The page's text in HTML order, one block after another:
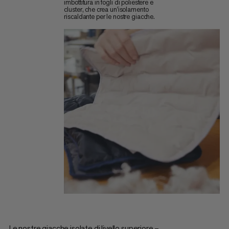
imbottitura in fogli di poliestere e
cluster, che crea un'isolamento
riscaldante per le nostre giacche.